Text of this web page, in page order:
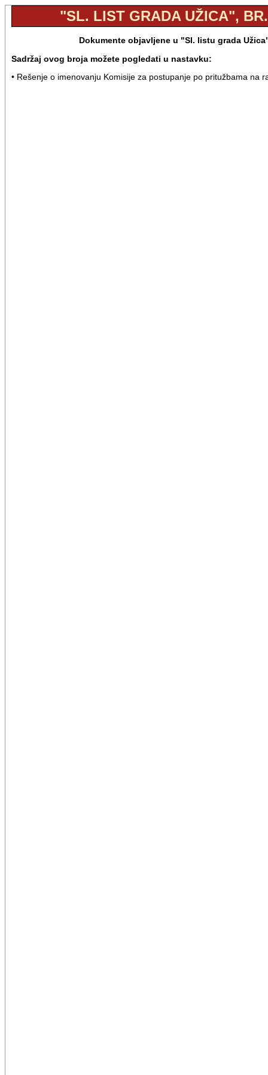
"SL. LIST GRADA UŽICA",
Dokumente objavljene u "Sl. listu grada
Sadržaj ovog broja možete pogledati u nastavku:
• Rešenje o imenovanju Komisije za postupanje po pritužbama na